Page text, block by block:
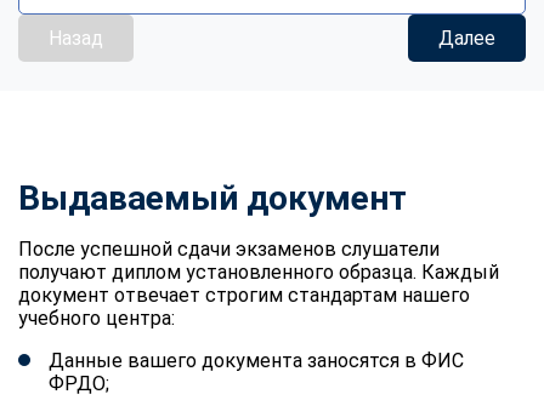
Назад Далее
Выдаваемый документ
После успешной сдачи экзаменов слушатели
получают диплом установленного образца. Каждый
документ отвечает строгим стандартам нашего
учебного центра:
Данные вашего документа заносятся в ФИС
ФРДО;